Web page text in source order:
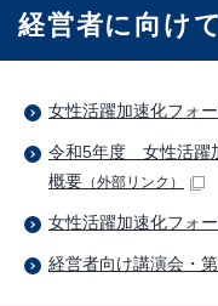
経営者に向け
女性活躍加速化フォ
令和5年度 女性活躍
概要 （外部リンク）
女性活躍加速化フォ
経営者向け講演会・